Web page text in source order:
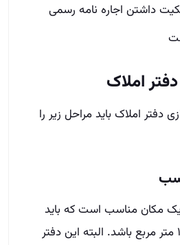
داشتن اجاره نامه رسمی
املاک
دفتر املاک باید مراحل زیر را
یک مکان مناسب است که باید
مساحت آن بیش از ۱۲ متر مربع باشد. البته این دفتر